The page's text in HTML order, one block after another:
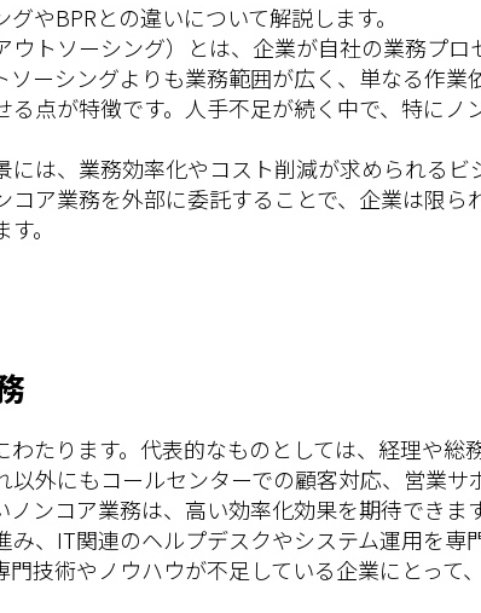
やBPRとの違いについて解説します。
ウトソーシング）とは、企業が自社の業務プ
ソーシングよりも業務範囲が広く、単なる作
点が特徴です。人手不足が続く中で、特にノ
には、業務効率化やコスト削減が求められる
ア業務を外部に委託することで、企業は限ら
。
わたります。代表的なものとしては、経理や総
外にもコールセンターでの顧客対応、営業
ンコア業務は、高い効率化効果を期待できます
、IT関連のヘルプデスクやシステム運用を専
門技術やノウハウが不足している企業にとって